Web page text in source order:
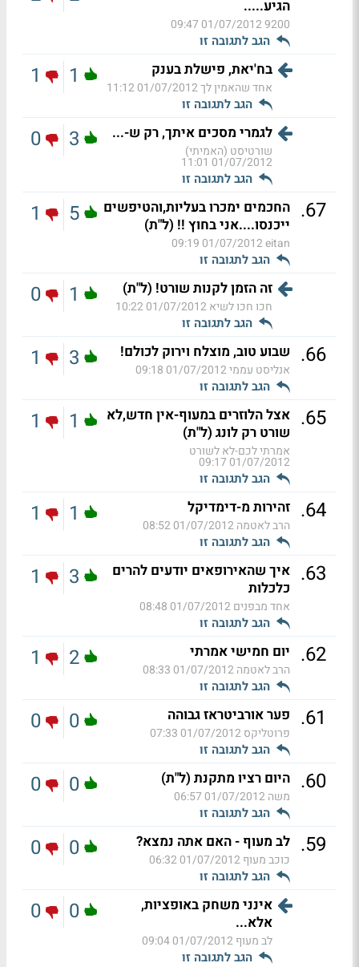
הגיע.....
9200
01/07/2012 09:47
הגב לתגובה זו
בח'יאת, פישלת בענק
אחד שהאמין לך01/07/2012 11:12
הגב לתגובה זו
1
1
לגמרי מסכים איתך, רק ש-...
שורטיסט (האמיתי)
01/07/2012 11:01
הגב לתגובה זו
3
0
67
. החכמים ימכרו בעליות,והטיפשים
ייכנסו....אני בחוץ !! (ל"ת)
eitan
01/07/2012 09:19
הגב לתגובה זו
5
1
זה הזמן לקנות שורט! (ל"ת)
חכו חכו לשיא01/07/2012 10:22
הגב לתגובה זו
1
0
66
. שבוע טוב, מוצלח וירוק לכולם!
אנליסט עממי01/07/2012 09:18
הגב לתגובה זו
3
1
65
. אצל הלוזרים במעוף-אין חדש,לא
שורט רק לונג (ל"ת)
אמרתי לכם-לא לשורט
01/07/2012 09:17
הגב לתגובה זו
1
1
64
. זהירות מ-דימדיקל
הרב לאטמה01/07/2012 08:52
הגב לתגובה זו
1
1
63
. איך שהאירופאים יודעים להרים
כלכלות
אחד מבפנים01/07/2012 08:48
הגב לתגובה זו
3
1
62
. יום חמישי אמרתי
הרב לאטמה01/07/2012 08:33
הגב לתגובה זו
2
1
61
. פער אורביטראז גבוהה
פרוטליקס01/07/2012 07:33
הגב לתגובה זו
0
0
60
. היום רציו מתקנת (ל"ת)
משה01/07/2012 06:57
הגב לתגובה זו
0
0
59
. לב מעוף - האם אתה נמצא?
כוכב מעוף01/07/2012 06:32
הגב לתגובה זו
0
0
אינני משחק באופציות,
אלא...
לב מעוף01/07/2012 09:04
הגב לתגובה זו
0
0